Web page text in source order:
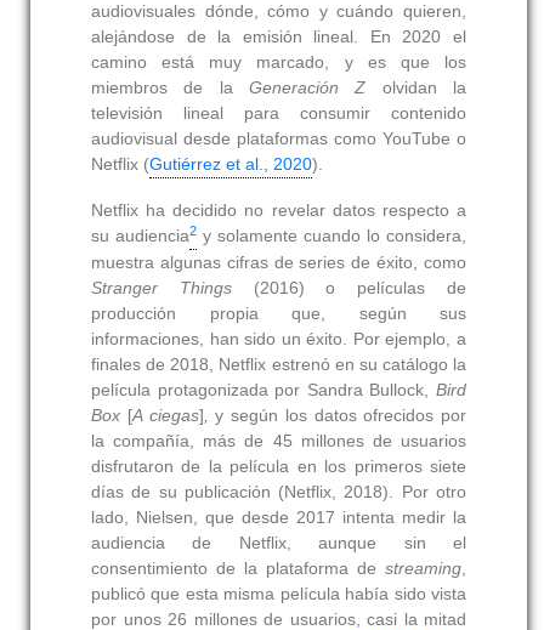
audiovisuales dónde, cómo y cuándo quieren,
alejándose de la emisión lineal. En 2020 el
camino está muy marcado, y es que los
miembros de laGeneración Z olvidan la
televisión lineal para consumir contenido
audiovisual desde plataformas como YouTube o
Netflix (Gutiérrez et al., 2020).
Netflix ha decidido no revelar datos respecto a
su audiencia2 y solamente cuando lo considera,
muestra algunas cifras de series de éxito, como
Stranger Things(2016) o películas de
producción propia que, según sus
informaciones, han sido un éxito. Por ejemplo, a
finales de 2018, Netflix estrenó en su catálogo la
película protagonizada por Sandra Bullock,Bird
Box [A ciegas]
y según los datos ofrecidos por
la compañía, más de 45 millones de usuarios
disfrutaron de la película en los primeros siete
días de su publicación (Netflix, 2018). Por otro
lado, Nielsen, que desde 2017 intenta medir la
audiencia de Netflix, aunque sin el
consentimiento de la plataforma destreaming
publicó que esta misma película había sido vista
por unos 26 millones de usuarios, casi la mitad